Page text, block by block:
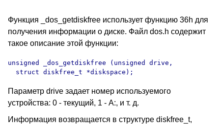
Функция _dos_getdiskfree использует функцию 36h для
получения информации о диске. Файл dos.h содержит
такое описание этой функции:
unsigned _dos_getdiskfree (unsigned drive,
  struct diskfree_t *diskspace);
Параметр drive задает номер используемого
устройства: 0 - текущий, 1 - А:, и т. д.
Информация возвращается в структуре diskfree_t,